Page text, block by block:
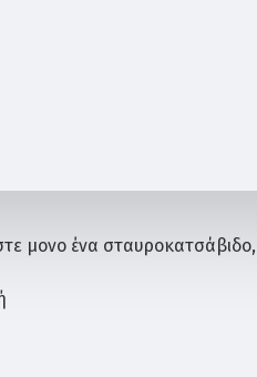
μονο ένα
του τραπεζιού με